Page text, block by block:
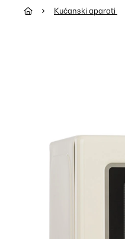
Kućanski aparati